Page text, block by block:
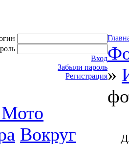
Вход
Забыли пароль
Регистрация
Вокруг
»